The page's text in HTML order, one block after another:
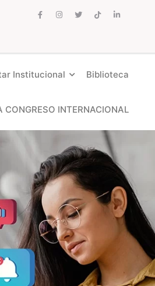
Institucional Biblioteca
CONGRESO INTERNACIONAL